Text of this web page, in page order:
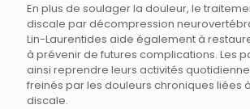
En plus de soulager la douleur, le
discale par décompression
Lin-Laurentides aide également à
à prévenir de futures complications. Les
ainsi reprendre leurs activités
freinés par les douleurs chroniques liées
discale.